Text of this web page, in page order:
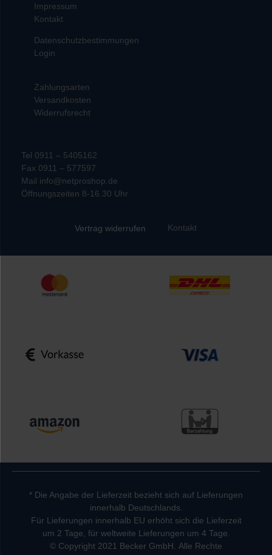
Impressum
Kontakt
Datenschutzbestimmungen
Login
Zahlungsarten
Versandkosten
Widerrufsrecht
Tel 0911 – 5405162
Fax 0911 – 577597
Mail info@netproshop.de
Öffnungszeiten 8-16.30 Uhr
Vertrag widerrufen Kontakt
* Die Angabe der Lieferzeit bezieht sich auf Lieferungen
innerhalb Deutschlands.
Für Lieferungen innerhalb EU erhöht sich die Lieferzeit
um 2 Tage, für weltweite Lieferungen um 4 Tage.
© Copyright 2021 Becker GmbH. Alle Rechte